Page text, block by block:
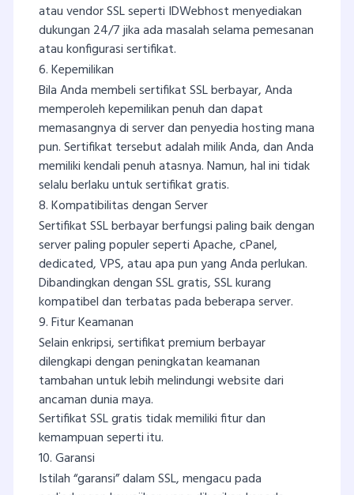
atau vendor SSL seperti IDWebhost menyediakan
dukungan 24/7 jika ada masalah selama pemesanan
atau konfigurasi sertifikat.
6. Kepemilikan
Bila Anda membeli sertifikat SSL berbayar, Anda
memperoleh kepemilikan penuh dan dapat
memasangnya di server dan penyedia hosting mana
pun. Sertifikat tersebut adalah milik Anda, dan Anda
memiliki kendali penuh atasnya. Namun, hal ini tidak
selalu berlaku untuk sertifikat gratis.
8. Kompatibilitas dengan Server
Sertifikat SSL berbayar berfungsi paling baik dengan
server paling populer seperti Apache, cPanel,
dedicated, VPS, atau apa pun yang Anda perlukan.
Dibandingkan dengan SSL gratis, SSL kurang
kompatibel dan terbatas pada beberapa server.
9. Fitur Keamanan
Selain enkripsi, sertifikat premium berbayar
dilengkapi dengan peningkatan keamanan
tambahan untuk lebih melindungi website dari
ancaman dunia maya.
Sertifikat SSL gratis tidak memiliki fitur dan
kemampuan seperti itu.
10. Garansi
Istilah “garansi” dalam SSL, mengacu pada